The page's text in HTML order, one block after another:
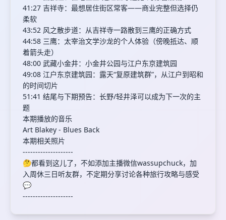
41:27 吉祥寺：最想居住街区常客——商业完整但选择仍
柔软
43:52 风之散步道：从吉祥寺一路散到三鹰的正确方式
44:58 三鹰：太宰治文学沙龙的个人体验（傍晚抵达、顺
着箭头走）
48:00 武藏小金井：小金井公园与江户东京建筑园
49:08 江户东京建筑园：露天“复原建筑群”，从江户到昭和
的时间切片
51:41 结尾与下期预告：长野/轻井泽可以成为下一次的主
题
本期播放的音乐
Art Blakey - Blues Back
本期相关照片
--------------------
🤔都看到这儿了，不如添加主播微信wassupchuck，加
入周休三日听友群，不定期分享讨论各种旅行攻略与感受
💬
--------------------